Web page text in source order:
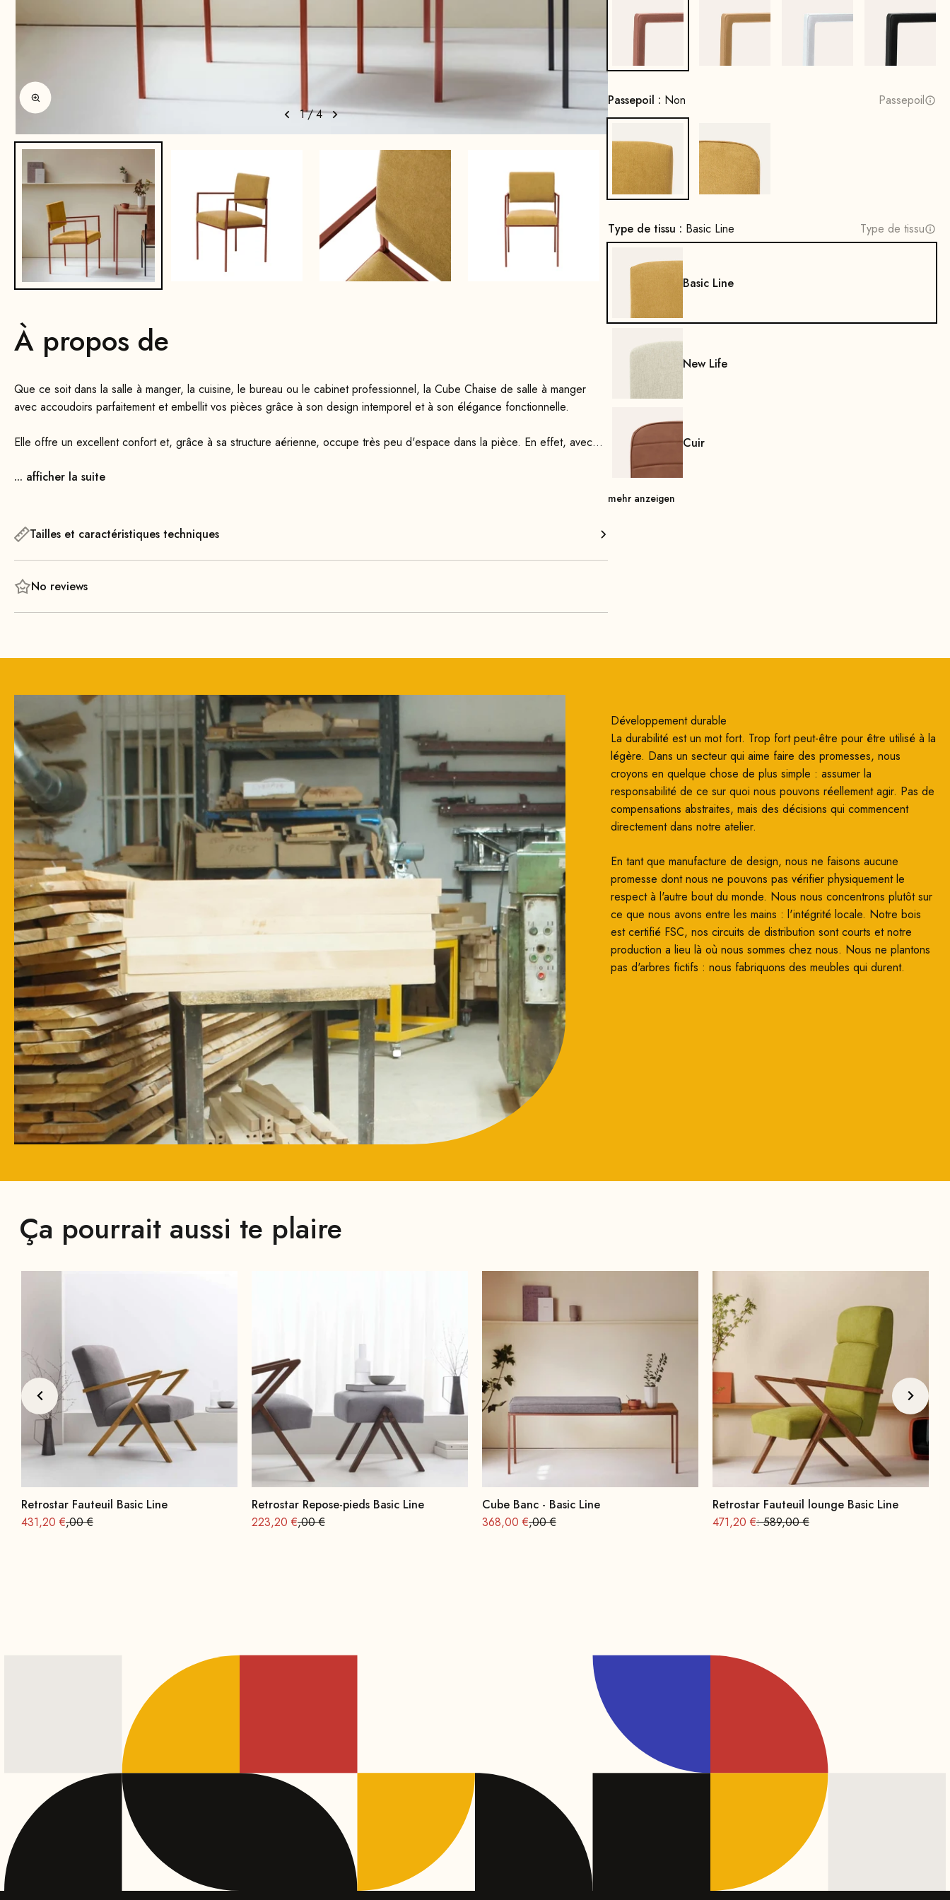
1/4
Agrandir l'image
À propos de
Que ce soit dans la salle à manger, la cuisine, le bureau ou le cabinet professionnel, la Cube Chaise de salle à manger
avec accoudoirs parfaitement et embellit vos pièces grâce à son design intemporel et à son élégance fonctionnelle.
Elle offre un excellent confort et, grâce à sa structure aérienne, occupe très peu d'espace dans la pièce. En effet, avec
même lors d’une utilisation prolongée ! Le dossier épuré favorise une position assise agréablement droite et apporte un
... afficher la suite
Tailles et caractéristiques techniques
No reviews
Passepoil : Non Passepoil
Type de tissu : Basic Line Type de tissu
Basic Line
New Life
Cuir
mehr anzeigen
Développement durable
La durabilité est un mot fort. Trop fort peut-être pour être utilisé à la
légère. Dans un secteur qui aime faire des promesses, nous
croyons en quelque chose de plus simple : assumer la
responsabilité de ce sur quoi nous pouvons réellement agir. Pas de
compensations abstraites, mais des décisions qui commencent
directement dans notre atelier.
En tant que manufacture de design, nous ne faisons aucune
promesse dont nous ne pouvons pas vérifier physiquement le
respect à l'autre bout du monde. Nous nous concentrons plutôt sur
ce que nous avons entre les mains : l'intégrité locale. Notre bois
est certifié FSC, nos circuits de distribution sont courts et notre
production a lieu là où nous sommes chez nous. Nous ne plantons
pas d'arbres fictifs : nous fabriquons des meubles qui durent.
Ça pourrait aussi te plaire
Retrostar Fauteuil Basic Line
Offre à partir de
431,20 €Prix normal : 539
,00 €
Retrostar Repose-pieds Basic Line
Offre à partir de
223,20 €Prix normal : 279
,00 €
Cube Banc - Basic Line
Offre à partir de
368,00 €Prix normal : 460
,00 €
Retrostar Fauteuil lounge Basic Line
Offre à partir de
471,20 €Prix normal
: 589,00 €